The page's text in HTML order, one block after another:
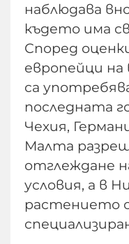
наблюдава
където има
Според
европейци на
са
последната
Чехия,
Малта
отглеждане
условия, а в
растението